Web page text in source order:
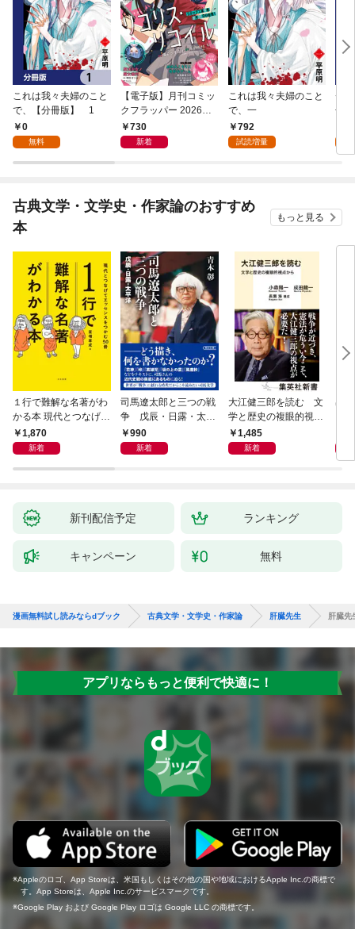
これは我々夫婦のこと
で、【分冊版】 1
0
無料
【電子版】月刊コミッ
クフラッパー 2026年9
月号730
新着
これは我々夫婦のこと
で、一
792
試読増量
チ
冊
古典文学・文学史・作家論のおすすめ
本
もっと見る
１行で難解な名著がわ
かる本 現代とつなげて
エッセンスをつかむ50
冊
1,870
新着
司馬遼太郎と三つの戦
争 戊辰・日露・太平
洋990
新着
大江健三郎を読む 文
学と歴史の複眼的視点
から1,485
新着
出
新刊配信予定 ランキング
キャンペーン 無料
漫画無料試し読みならdブック 古典文学・文学史・作家論 肝臓先生 肝臓先
アプリならもっと便利で快適に！
Appleのロゴ、App Storeは、米国もしくはその他の国や地域におけるApple Inc.の商標で
す。App Storeは、Apple Inc.のサービスマークです。
Google Play および Google Play ロゴは Google LLC の商標です。